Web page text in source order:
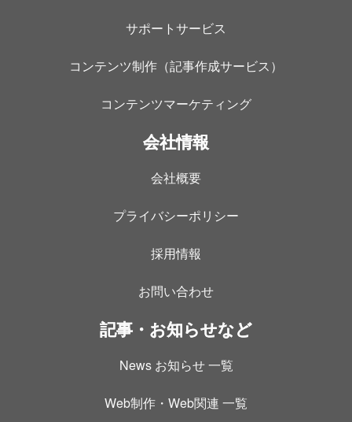
サポートサービス
コンテンツ制作（記事作成サービス）
コンテンツマーケティング
会社情報
会社概要
プライバシーポリシー
採用情報
お問い合わせ
記事・お知らせなど
News お知らせ 一覧
Web制作・Web関連 一覧